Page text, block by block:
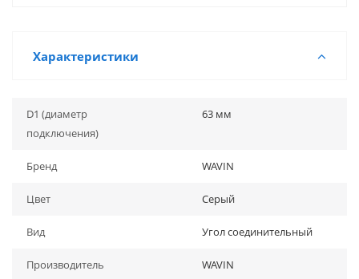
Характеристики
D1 (диаметр
подключения)
63 мм
Бренд WAVIN
Цвет Серый
Вид Угол соединительный
Производитель WAVIN